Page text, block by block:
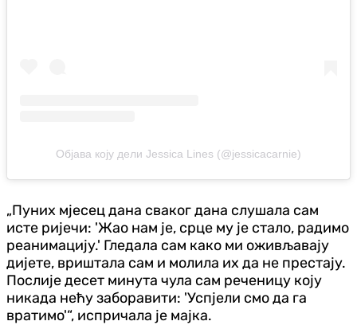
Објава коју дели Jessica Lines (@jessicacarnie)
„Пуних мјесец дана сваког дана слушала сам
исте ријечи: 'Жао нам је, срце му је стало, радимо
реанимацију.' Гледала сам како ми оживљавају
дијете, вриштала сам и молила их да не престају.
Послије десет минута чула сам реченицу коју
никада нећу заборавити: 'Успјели смо да га
вратимо'“, испричала је мајка.